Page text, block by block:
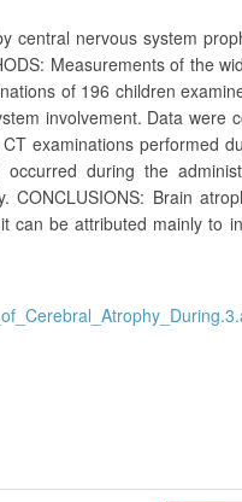
central nervous system
Measurements of the
of 196 children
involvement. Data were
examinations performed
during the
CONCLUSIONS: Brain
can be attributed mainly to